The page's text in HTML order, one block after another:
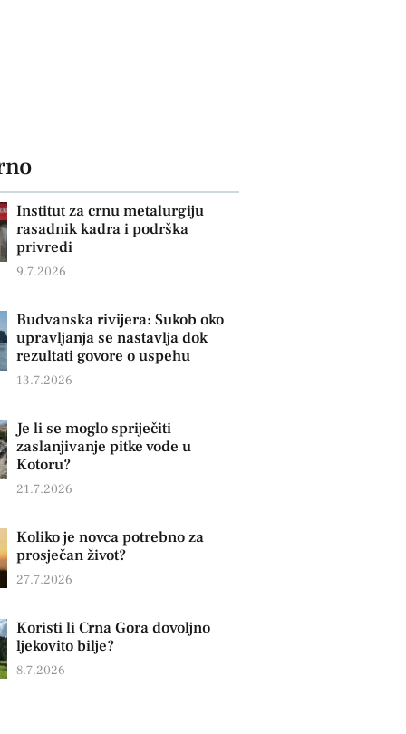
Institut za crnu metalurgiju
rasadnik kadra i podrška
privredi
9.7.2026
Budvanska rivijera: Sukob oko
upravljanja se nastavlja dok
rezultati govore o uspehu
13.7.2026
Je li se moglo spriječiti
zaslanjivanje pitke vode u
Kotoru?
21.7.2026
Koliko je novca potrebno za
prosječan život?
27.7.2026
Koristi li Crna Gora dovoljno
ljekovito bilje?
8.7.2026